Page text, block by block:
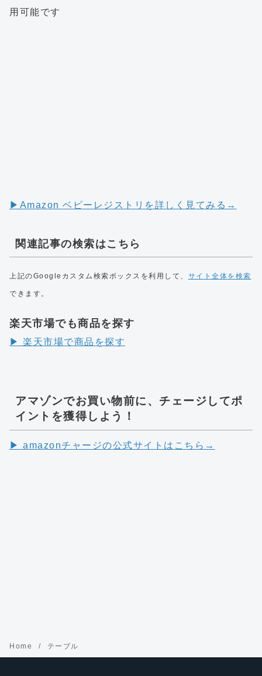
用可能です
▶︎Amazon ベビーレジストリを詳しく見てみる→
関連記事の検索はこちら
上記のGoogleカスタム検索ボックスを利用して、 サイト全体を検索
できます。
楽天市場でも商品を探す
▶︎ 楽天市場で商品を探す
アマゾンでお買い物前に、チェージしてポ
イントを獲得しよう！
▶︎ amazonチャージの公式サイトはこちら→
Home テーブル